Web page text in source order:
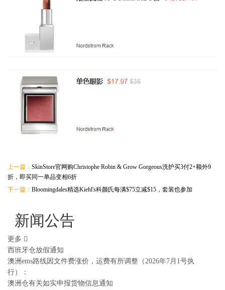
上一篇： SkinStore官网购Christophe Robin & Grow Gorgeous洗护买3付2+额外9
折，即买同一单品变相6折
下一篇： Bloomingdales精选Kiehl's科颜氏每满$75立减$15，套装也参加
新闻公告
更多
西班牙仓放假通知
澳洲ems路线因文件费涨价，运费有所调整（2026年7月1号执
行）：
澳洲仓有关如实申报货物信息通知